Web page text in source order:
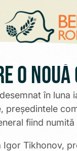
o
în luna
președintele
fiind numită
Tikhonov,